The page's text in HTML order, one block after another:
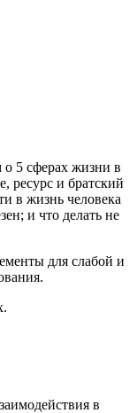
5 сферах жизни в
ресурс и братский
в жизнь человека
и что делать не
для слабой и
в